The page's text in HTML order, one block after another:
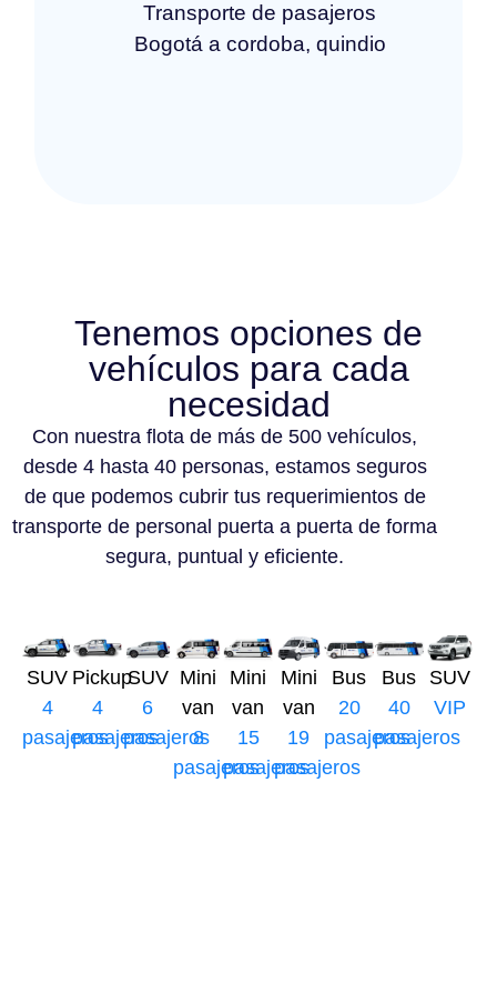
Transporte de pasajeros
Bogotá a cordoba, quindio
Tenemos opciones de
vehículos para cada
necesidad
Con nuestra flota de más de 500 vehículos,
desde 4 hasta 40 personas, estamos seguros
de que podemos cubrir tus requerimientos de
transporte de personal puerta a puerta de forma
segura, puntual y eficiente.
SUV
4
pasajeros
Pickup
4
pasajeros
SUV
6
pasajeros
Mini
van
8
pasajeros
Mini
van
15
pasajeros
Mini
van
19
pasajeros
Bus
20
pasajeros
Bus
40
pasajeros
SUV
VIP